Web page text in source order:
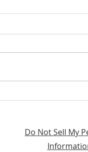
Romy et Roman
Do Not Sell My